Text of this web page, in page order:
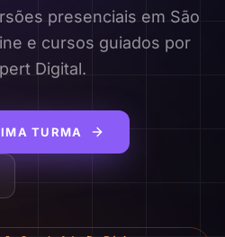
presenciais em São
e cursos guiados por
Digital.
TURMA